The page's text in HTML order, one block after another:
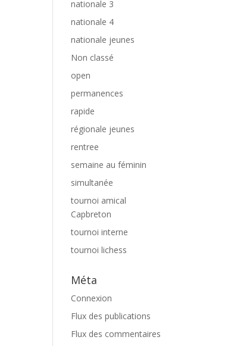
nationale 3
nationale 4
nationale jeunes
Non classé
open
permanences
rapide
régionale jeunes
rentree
semaine au féminin
simultanée
tournoi amical
Capbreton
tournoi interne
tournoi lichess
Méta
Connexion
Flux des publications
Flux des commentaires